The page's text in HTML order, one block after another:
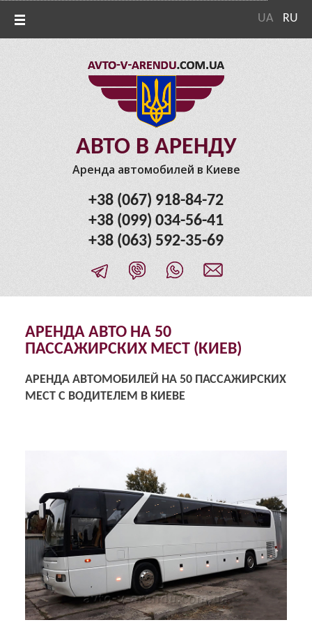
UA RU
АВТО В АРЕНДУ
Аренда автомобилей в Киеве
+38 (067) 918-84-72
+38 (099) 034-56-41
+38 (063) 592-35-69
АРЕНДА АВТО НА 50
ПАССАЖИРСКИХ МЕСТ (КИЕВ)
АРЕНДА АВТОМОБИЛЕЙ НА 50 ПАССАЖИРСКИХ
МЕСТ С ВОДИТЕЛЕМ В КИЕВЕ